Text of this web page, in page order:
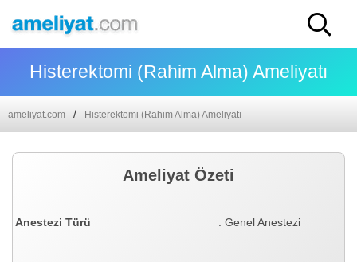
Histerektomi (Rahim Alma) Ameliyatı
ameliyat.com Histerektomi (Rahim Alma) Ameliyatı
Ameliyat Özeti
Anestezi Türü : Genel Anestezi